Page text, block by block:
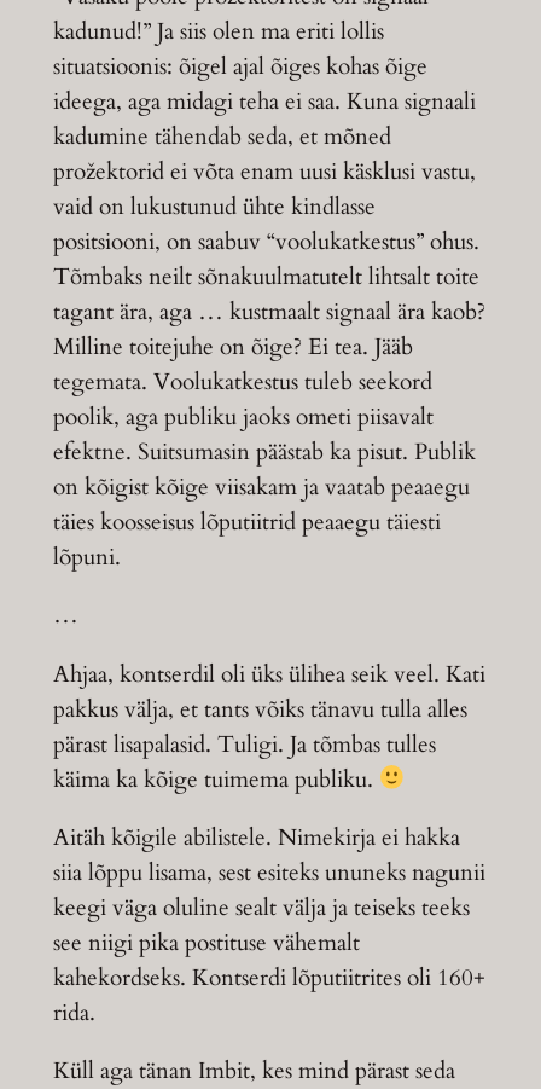
kadunud!” Ja siis olen ma eriti lollis
situatsioonis: õigel ajal õiges kohas õige
ideega, aga midagi teha ei saa. Kuna signaali
kadumine tähendab seda, et mõned
prožektorid ei võta enam uusi käsklusi vastu,
vaid on lukustunud ühte kindlasse
positsiooni, on saabuv “voolukatkestus” ohus.
Tõmbaks neilt sõnakuulmatutelt lihtsalt toite
tagant ära, aga … kustmaalt signaal ära kaob?
Milline toitejuhe on õige? Ei tea. Jääb
tegemata. Voolukatkestus tuleb seekord
poolik, aga publiku jaoks ometi piisavalt
efektne. Suitsumasin päästab ka pisut. Publik
on kõigist kõige viisakam ja vaatab peaaegu
täies koosseisus lõputiitrid peaaegu täiesti
lõpuni.
…
Ahjaa, kontserdil oli üks ülihea seik veel. Kati
pakkus välja, et tants võiks tänavu tulla alles
pärast lisapalasid. Tuligi. Ja tõmbas tulles
käima ka kõige tuimema publiku.
Aitäh kõigile abilistele. Nimekirja ei hakka
siia lõppu lisama, sest esiteks ununeks nagunii
keegi väga oluline sealt välja ja teiseks teeks
see niigi pika postituse vähemalt
kahekordseks. Kontserdi lõputiitrites oli 160+
rida.
Küll aga tänan Imbit, kes mind pärast seda